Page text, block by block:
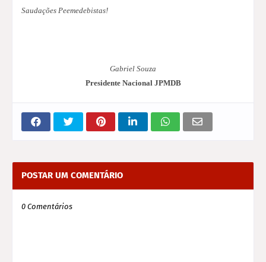
Saudações Peemedebistas!
Gabriel Souza
Presidente Nacional JPMDB
POSTAR UM COMENTÁRIO
0 Comentários